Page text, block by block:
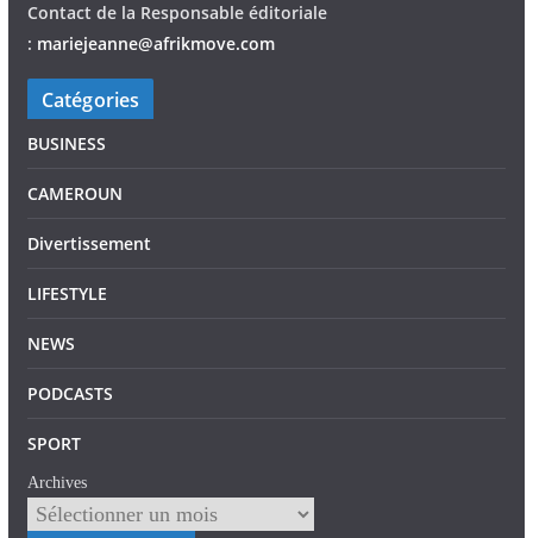
Contact de la Responsable éditoriale
: mariejeanne@afrikmove.com
Catégories
BUSINESS
CAMEROUN
Divertissement
LIFESTYLE
NEWS
PODCASTS
SPORT
Archives